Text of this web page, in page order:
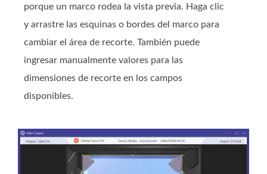
porque un marco rodea la vista previa. Haga clic
y arrastre las esquinas o bordes del marco para
cambiar el área de recorte. También puede
ingresar manualmente valores para las
dimensiones de recorte en los campos
disponibles.